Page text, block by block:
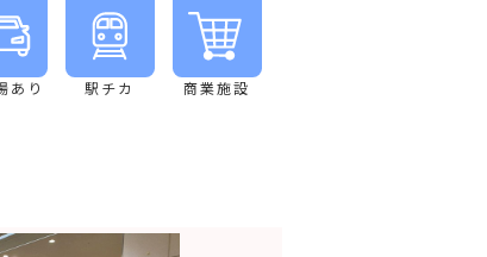
あり 駅チカ 商業施設